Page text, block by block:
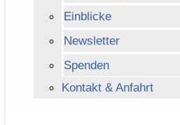
Einblicke
Newsletter
Spenden
Kontakt & Anfahrt